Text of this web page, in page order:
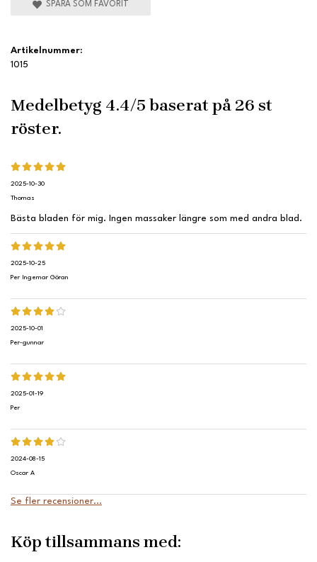
SPARA SOM FAVORIT
Artikelnummer:
1015
Medelbetyg 4.4/5 baserat på 26 st
röster.
2025-10-30
Thomas
Bästa bladen för mig. Ingen massaker längre som med andra blad.
2025-10-25
Per Ingemar Göran
2025-10-01
Per-gunnar
2025-01-19
Per
2024-08-15
Oscar A
Se fler recensioner...
Köp tillsammans med: